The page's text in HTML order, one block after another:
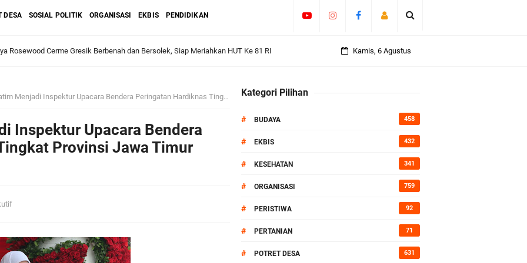
DESA SOSIAL POLITIK ORGANISASI EKBIS PENDIDIKAN
Rosewood Cerme Gresik Berbenah dan Bersolek, Siap Meriahkan HUT Ke 81 RI
Strategi Semester II 2026, Fokus pada Penguatan SDM Amil dan Kolaborasi
siap Digelar, Ajang Strategis Cetak Atlet Menuju Porprov Jatim 2027
Kamis, 6 Agustus
Inspektur Upacara Bendera Peringatan Hardiknas Tingkat Provinsi Jawa Timur Tahun 2022
Inspektur Upacara Bendera
Provinsi Jawa Timur
Kategori Pilihan
# BUDAYA 458
# EKBIS 432
# KESEHATAN 341
# ORGANISASI 759
# PERISTIWA 92
# PERTANIAN 71
# POTRET DESA 631